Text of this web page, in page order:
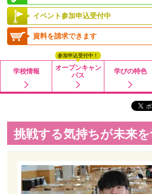
イベント参加申込受付中
資料を請求できます
学校情報
オープンキャン
パス
参加申込受付中！
学びの特色
挑戦する気持ちが未来を